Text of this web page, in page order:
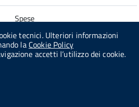
tecnici. Ulteriori informazioni
la Cookie Policy
accetti l’utilizzo dei cookie.
Spese
Acquisto di
beni e servizi
44.36